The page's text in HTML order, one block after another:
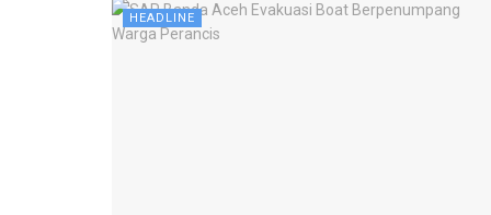
HEADLINE